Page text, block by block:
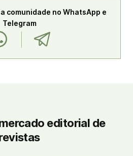
comunidade no WhatsApp e
Telegram
editorial de